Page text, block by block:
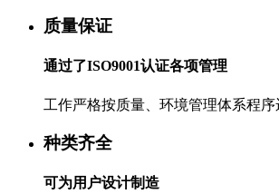
质量保证
通过了ISO9001认证各项管理
工作严格按质量、环境管理体系程序
种类齐全
可为用户设计制造